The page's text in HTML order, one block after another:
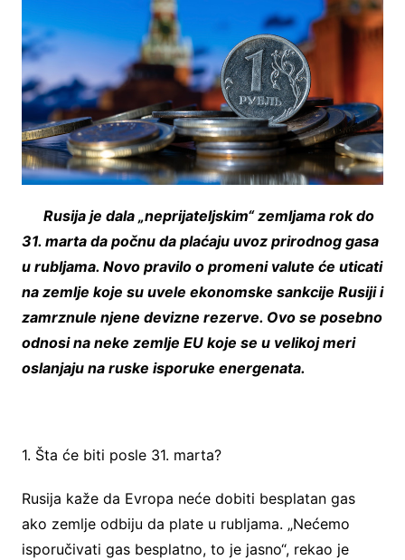
Rusija je dala „neprijateljskim“ zemljama rok do
31. marta da počnu da plaćaju uvoz prirodnog gasa
u rubljama. Novo pravilo o promeni valute će uticati
na zemlje koje su uvele ekonomske sankcije Rusiji i
zamrznule njene devizne rezerve. Ovo se posebno
odnosi na neke zemlje EU koje se u velikoj meri
oslanjaju na ruske isporuke energenata.
1. Šta će biti posle 31. marta?
Rusija kaže da Evropa neće dobiti besplatan gas
ako zemlje odbiju da plate u rubljama. „Nećemo
isporučivati gas besplatno, to je jasno“, rekao je